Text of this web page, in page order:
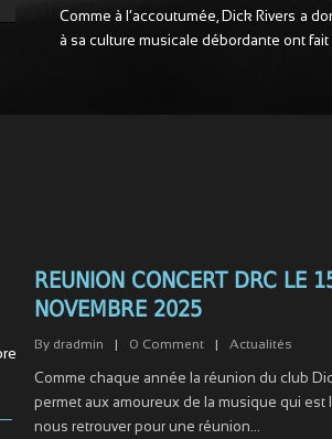
Comme à l’accoutumée, Dick Rivers a
à sa culture musicale débordante ont
REUNION CONCERT DRC LE
NOVEMBRE 2025
By dradmin 0 Comment Actualités
Comme chaque année la réunion du club
permet aux amoureux de la musique qui est
nous retrouver pour une réunion...